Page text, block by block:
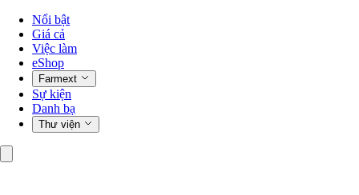
Nổi bật
Giá cả
Việc làm
eShop
Farmext
Sự kiện
Danh bạ
Thư viện